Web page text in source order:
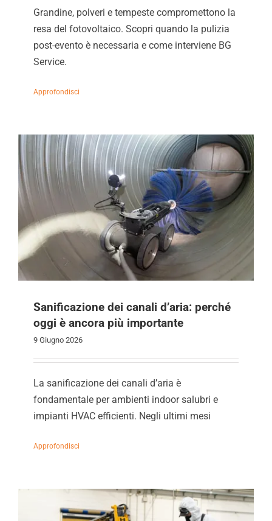
Grandine, polveri e tempeste compromettono la
resa del fotovoltaico. Scopri quando la pulizia
post-evento è necessaria e come interviene BG
Service.
Sanificazione dei canali d’aria: perché
oggi è ancora più importante
9 Giugno 2026
La sanificazione dei canali d’aria è
fondamentale per ambienti indoor salubri e
impianti HVAC efficienti. Negli ultimi mesi